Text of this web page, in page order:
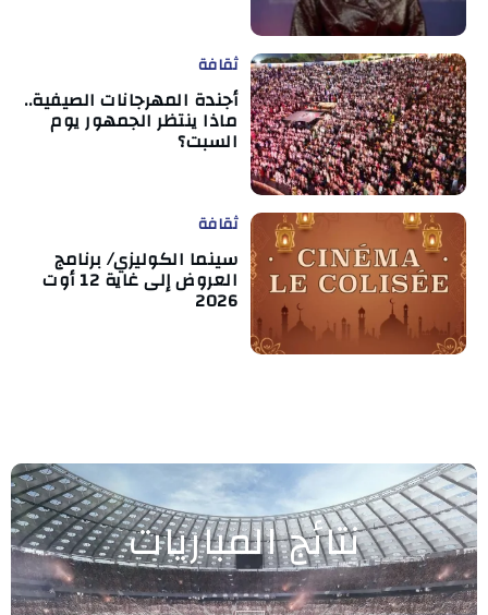
ثقافة
أجندة المهرجانات الصيفية..
ماذا ينتظر الجمهور يوم
السبت؟
ثقافة
سينما الكوليزي/ برنامج
العروض إلى غاية 12 أوت
2026
نتائج المباريات